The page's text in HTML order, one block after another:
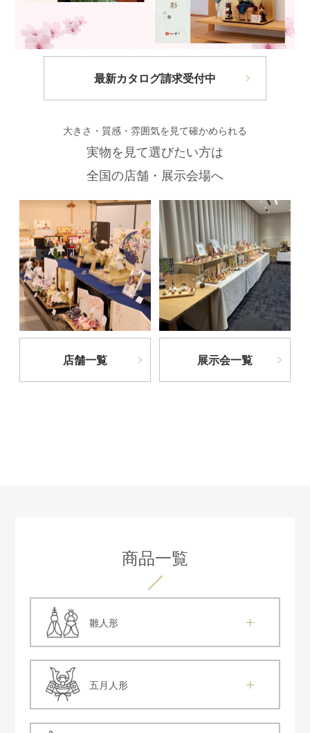
最新カタログ請求受付中
大きさ・質感・雰囲気を見て確かめられる
実物を見て選びたい方は
全国の店舗・展示会場へ
店舗一覧 展示会一覧
商品一覧
雛人形
五月人形